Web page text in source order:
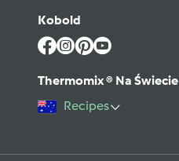
Kobold
Thermomix ® Na Świecie
Recipes